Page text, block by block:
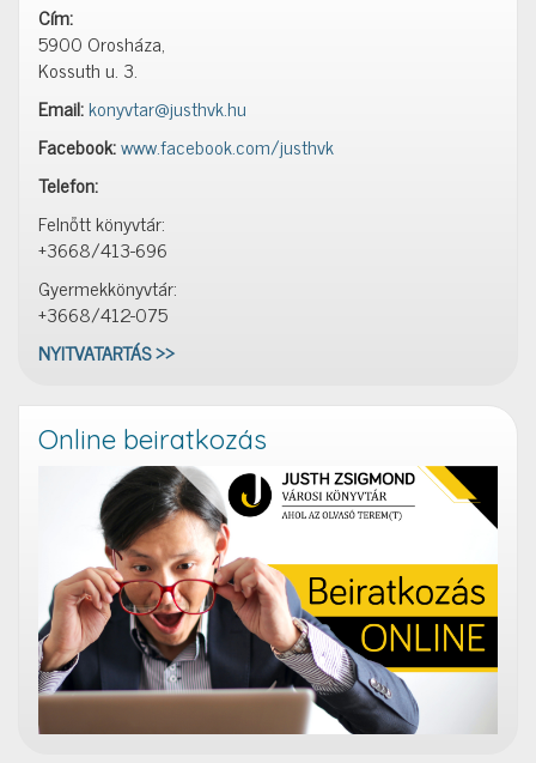
JZsVK
Podcast
2024.
11.
06.
Cím:
5900 Orosháza,
Kossuth u. 3.
Email:konyvtar@justhvk.hu
Facebook:www.facebook.com/justhvk
Telefon:
Felnőtt könyvtár:
+3668/413-696
Gyermekkönyvtár:
+3668/412-075
NYITVATARTÁS >>
Online beiratkozás